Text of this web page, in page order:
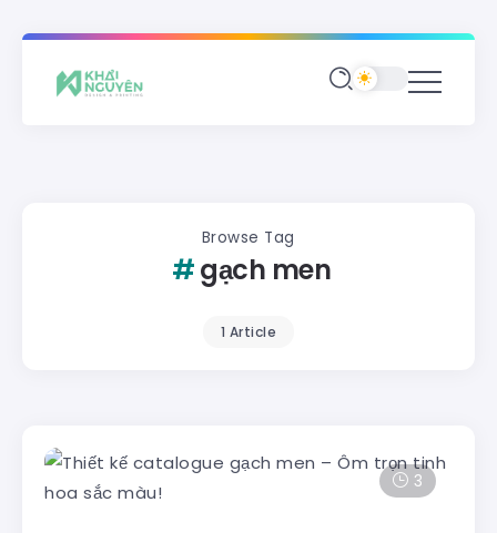
Browse Tag
gạch men
1 Article
3